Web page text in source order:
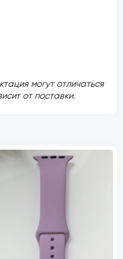
могут отличаться
от поставки.